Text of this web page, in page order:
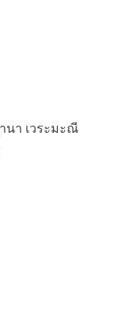
นา เวระมะณี